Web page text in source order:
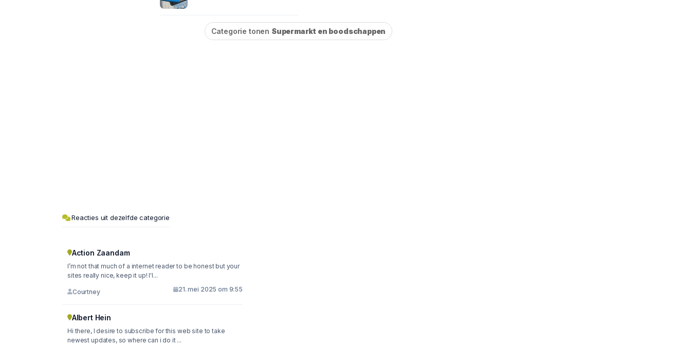
Categorie tonen Supermarkt en boodschappen
Reacties uit dezelfde categorie
Action Zaandam
I’m not that much of a internet reader to be honest but your
sites really nice, keep it up! I'l...
Courtney 21. mei 2025 om 9:55
Albert Hein
Hi there, I desire to subscribe for this web site to take
newest updates, so where can i do it ...